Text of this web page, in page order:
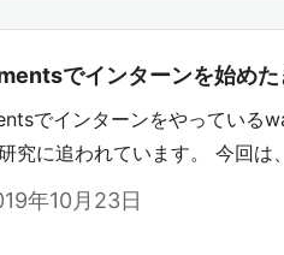
でインターンを始め
でインターンをやっている
究に追われています。 今回は
年10月23日